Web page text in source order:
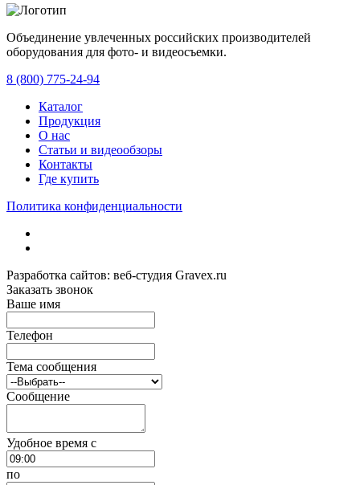
Объединение увлеченных российских производителей
оборудования для фото- и видеосъемки.
8 (800) 775-24-94
Каталог
Продукция
О нас
Статьи и видеообзоры
Контакты
Где купить
Политика конфиденциальности
Разработка сайтов: веб-студия Gravex.ru
Заказать звонок
Ваше имя
Телефон
Тема сообщения
Сообщение
Удобное время c
по